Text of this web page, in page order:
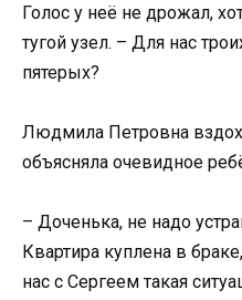
Голос у неё не дрожал,
тугой узел. – Для нас
пятерых?
Людмила Петровна
объясняла очевидное
– Доченька, не надо
Квартира куплена в
нас с Сергеем такая